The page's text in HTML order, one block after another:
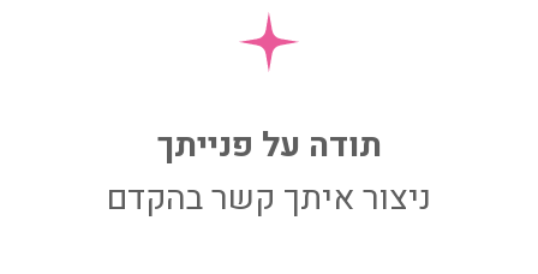
תודה על פנייתך
ניצור איתך קשר בהקדם